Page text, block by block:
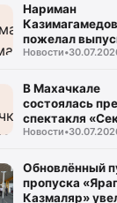
Нариман
Казимагамедов
пожелал
программы
службе
Новости•
В Махачкале
состоялась
спектакля
сомнений»,
специальной
операции
Новости•
Обновлённый
пропуска
Казмаляр»